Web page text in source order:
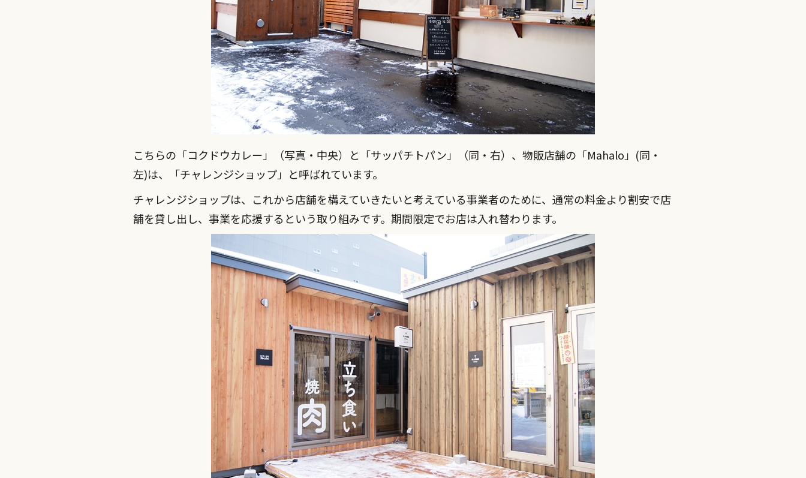
こちらの「コクドウカレー」（写真・中央）と「サッパチトパン」（同・右）、物販店舗の「Mahalo」(同・
左)は、「チャレンジショップ」と呼ばれています。
チャレンジショップは、これから店舗を構えていきたいと考えている事業者のために、通常の料金より割安で店
舗を貸し出し、事業を応援するという取り組みです。期間限定でお店は入れ替わります。